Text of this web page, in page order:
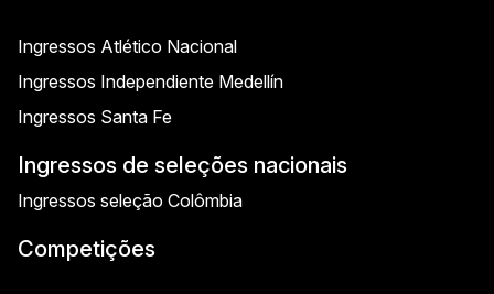
Ingressos Atlético Nacional
Ingressos Independiente Medellín
Ingressos Santa Fe
Ingressos de seleções nacionais
Ingressos seleção Colômbia
Competições